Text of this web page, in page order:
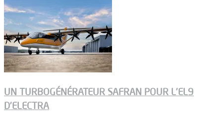
UN TURBOGÉNÉRATEUR SAFRAN POUR L’EL9
D’ELECTRA